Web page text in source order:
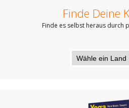
Finde Deine
Finde es selbst heraus durch